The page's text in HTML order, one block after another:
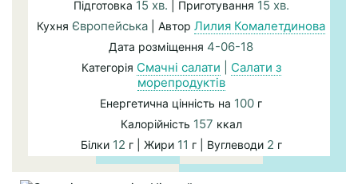
Підготовка 15 хв. | Приготування 15 хв.
Кухня Європейська | Автор Лилия Комалетдинова
Дата розміщення 4-06-18
Категорія Смачні салати
Салати з
морепродуктів
Енергетична цінність на 100 г
Калорійність 157 ккал
Білки 12 г | Жири 11 г | Вуглеводи 2 г